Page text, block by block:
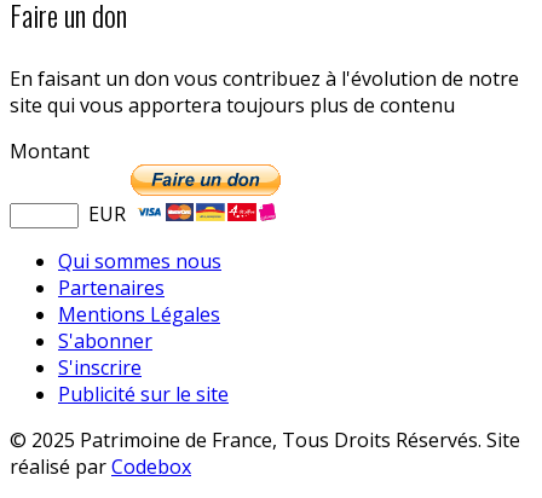
Faire un don
En faisant un don vous contribuez à l'évolution de notre
site qui vous apportera toujours plus de contenu
Montant
EUR
Qui sommes nous
Partenaires
Mentions Légales
S'abonner
S'inscrire
Publicité sur le site
© 2025 Patrimoine de France, Tous Droits Réservés. Site
réalisé parCodebox